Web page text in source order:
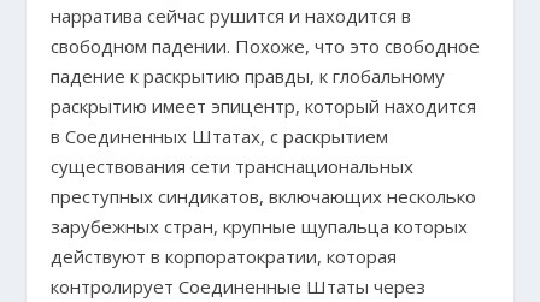
нарратива сейчас рушится и находится в
свободном падении. Похоже, что это свободное
падение к раскрытию правды, к глобальному
раскрытию имеет эпицентр, который находится
в Соединенных Штатах, с раскрытием
существования сети транснациональных
преступных синдикатов, включающих несколько
зарубежных стран, крупные щупальца которых
действуют в корпоратократии, которая
контролирует Соединенные Штаты через